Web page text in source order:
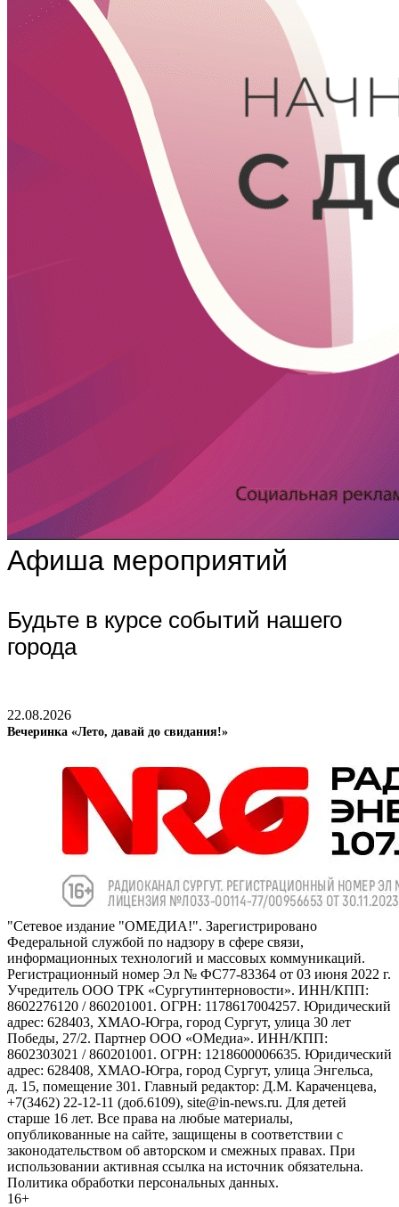
Афиша мероприятий
Будьте в курсе событий нашего
города
22.08.2026
Вечеринка «Лето, давай до свидания!»
"Сетевое издание "ОМЕДИА!". Зарегистрировано
Федеральной службой по надзору в сфере связи,
информационных технологий и массовых коммуникаций.
Регистрационный номер Эл № ФС77-83364 от 03 июня 2022 г.
Учредитель ООО ТРК «Сургутинтерновости». ИНН/КПП:
8602276120 / 860201001. ОГРН: 1178617004257. Юридический
адрес: 628403, ХМАО-Югра, город Сургут, улица 30 лет
Победы, 27/2. Партнер ООО «ОМедиа». ИНН/КПП:
8602303021 / 860201001. ОГРН: 1218600006635. Юридический
адрес: 628408, ХМАО-Югра, город Сургут, улица Энгельса,
д. 15, помещение 301. Главный редактор: Д.М. Караченцева,
+7(3462) 22-12-11 (доб.6109), site@in-news.ru. Для детей
старше 16 лет. Все права на любые материалы,
опубликованные на сайте, защищены в соответствии с
законодательством об авторском и смежных правах. При
использовании активная ссылка на источник обязательна.
Политика обработки персональных данных.
16+